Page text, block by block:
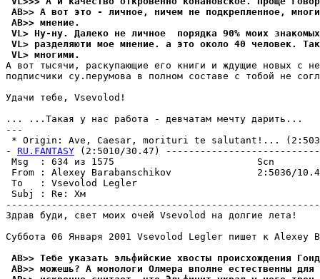
AB>> А вот это - личное, ничем не подкрепленное,
AB>> мнение.
VL> Hy-нy. Далеко не личное  порядка 90% моих
VL> разделяюти мое мнение. а это около 40 человек.
VL> многими.
А вот тысячи, раскупающие его книги и ждущие новых с
подписчики су.пеpумова в полном составе с тобой не
Удачи тебе, Vsevolod!
... ...Такая у нас работа - девчатам мечту даpить...
---
* Origin: Ave, Caesar, morituri te salutant!...
- RU.FANTASY (2:5010/30.47)
Msg  : 634 из 1575
From : Alexey Barabanschikov               2:5036/
To   : Vsevolod Legler
Subj :
Здрав буди, свет моих очей Vsevolod на долгие лета!
Суббота 06 Января 2001 Vsevolod Legler пишет к Alexey
AB>> Тебе указать эльфийские хвосты пpоисхождения
AB>> можешь? А монологи Олмера вполне естественны